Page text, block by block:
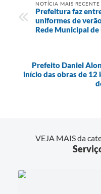
NOTÍCIA MAIS RECENTE
Prefeitura faz
uniformes de
Rede Municipal de
Prefeito Daniel
início das obras de 12
VEJA MAIS da